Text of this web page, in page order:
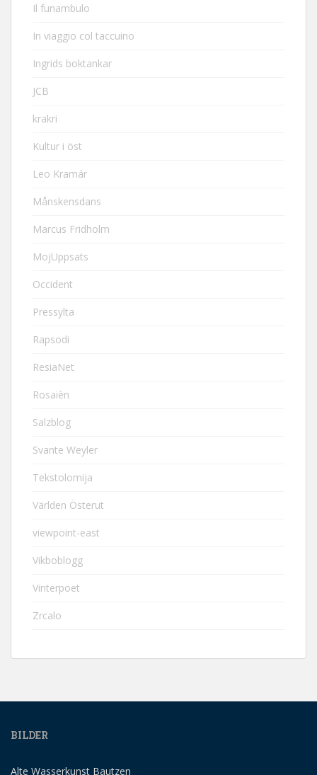
Il funambulo
In viaggio col taccuino
Ingrids boktankar
JCB
krakri
Kultur i öst
Leo Kramár
Månskensdans
Marcus Fridholm
MojUppsats
Occident
Pressylta
Rapsodi
ResiaNet
Rosaièn
Salzblog
Svante Weyler
Tekstolomija
Världen Österut
viewpoint-east
Vikboblogg
Vinterpoet
Zrcalo
BILDER
Alte Wasserkunst Bautzen